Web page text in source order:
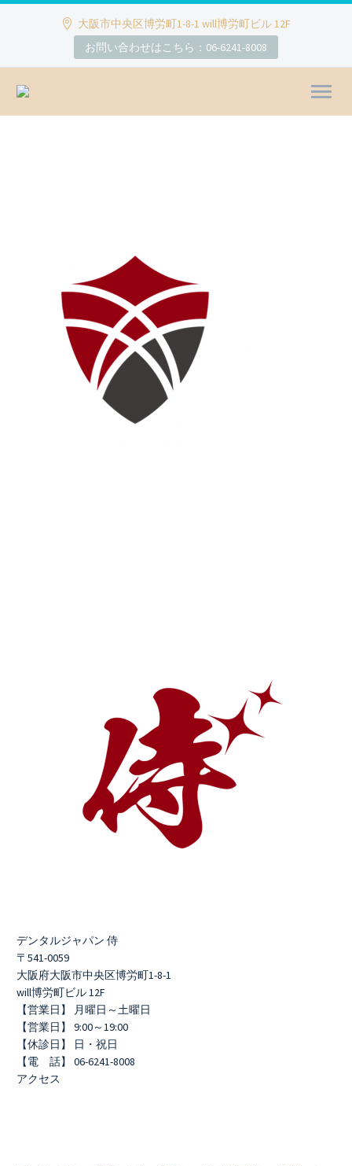
大阪市中央区博労町1-8-1 will博労町ビル 12F
お問い合わせはこちら：06-6241-8008
デンタルジャパン 侍
〒541-0059
大阪府大阪市中央区博労町1-8-1
will博労町ビル 12F
【営業日】 月曜日～土曜日
【営業日】 9:00～19:00
【休診日】 日・祝日
【電 話】 06-6241-8008
アクセス